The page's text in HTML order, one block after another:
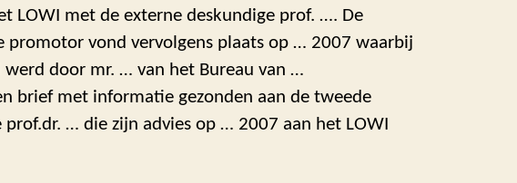
LOWI met de externe deskundige prof. …. De
promotor vond vervolgens plaats op … 2007 waarbij
werd door mr. … van het Bureau van …
brief met informatie gezonden aan de tweede
prof.dr. … die zijn advies op … 2007 aan het LOWI